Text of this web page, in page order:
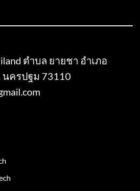
ตำบล ยายชา อำเภอ
นครปฐม 73110